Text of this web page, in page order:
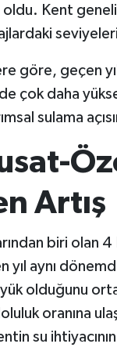
Kent
göre, geçen
çok daha
sulama
Artış
biri olan
aynı
olduğunu
oranına
su